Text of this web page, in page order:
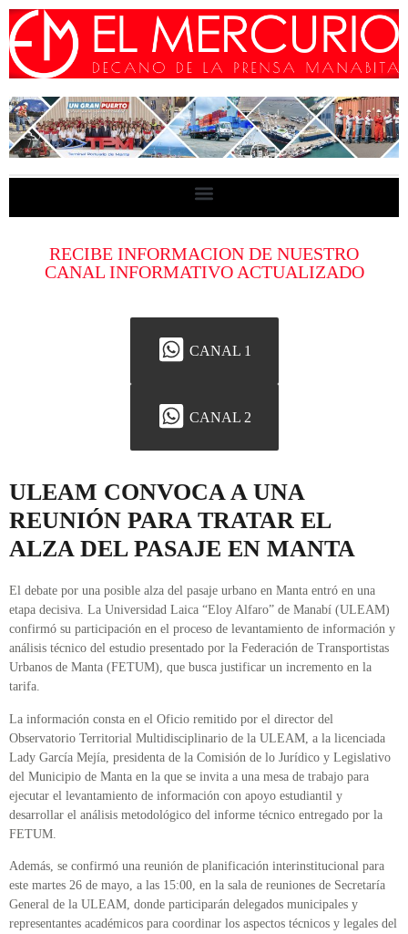
RECIBE INFORMACION DE NUESTRO
CANAL INFORMATIVO ACTUALIZADO
CANAL 1
CANAL 2
ULEAM CONVOCA A UNA
REUNIÓN PARA TRATAR EL
ALZA DEL PASAJE EN MANTA
El debate por una posible alza del pasaje urbano en Manta entró en una
etapa decisiva. La Universidad Laica “Eloy Alfaro” de Manabí (ULEAM)
confirmó su participación en el proceso de levantamiento de información y
análisis técnico del estudio presentado por la Federación de Transportistas
Urbanos de Manta (FETUM), que busca justificar un incremento en la
tarifa.
La información consta en el Oficio remitido por el director del
Observatorio Territorial Multidisciplinario de la ULEAM, a la licenciada
Lady García Mejía, presidenta de la Comisión de lo Jurídico y Legislativo
del Municipio de Manta en la que se invita a una mesa de trabajo para
ejecutar el levantamiento de información con apoyo estudiantil y
desarrollar el análisis metodológico del informe técnico entregado por la
FETUM.
Además, se confirmó una reunión de planificación interinstitucional para
este martes 26 de mayo, a las 15:00, en la sala de reuniones de Secretaría
General de la ULEAM, donde participarán delegados municipales y
representantes académicos para coordinar los aspectos técnicos y legales del